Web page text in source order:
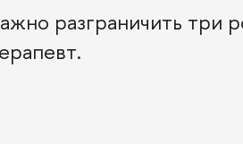
разграничить три